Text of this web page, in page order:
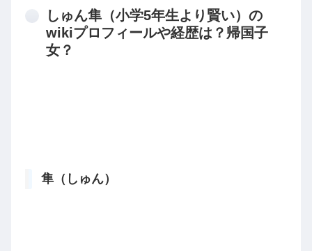
しゅん隼（小学5年生より賢い）の
wikiプロフィールや経歴は？帰国子
女？
隼（しゅん）